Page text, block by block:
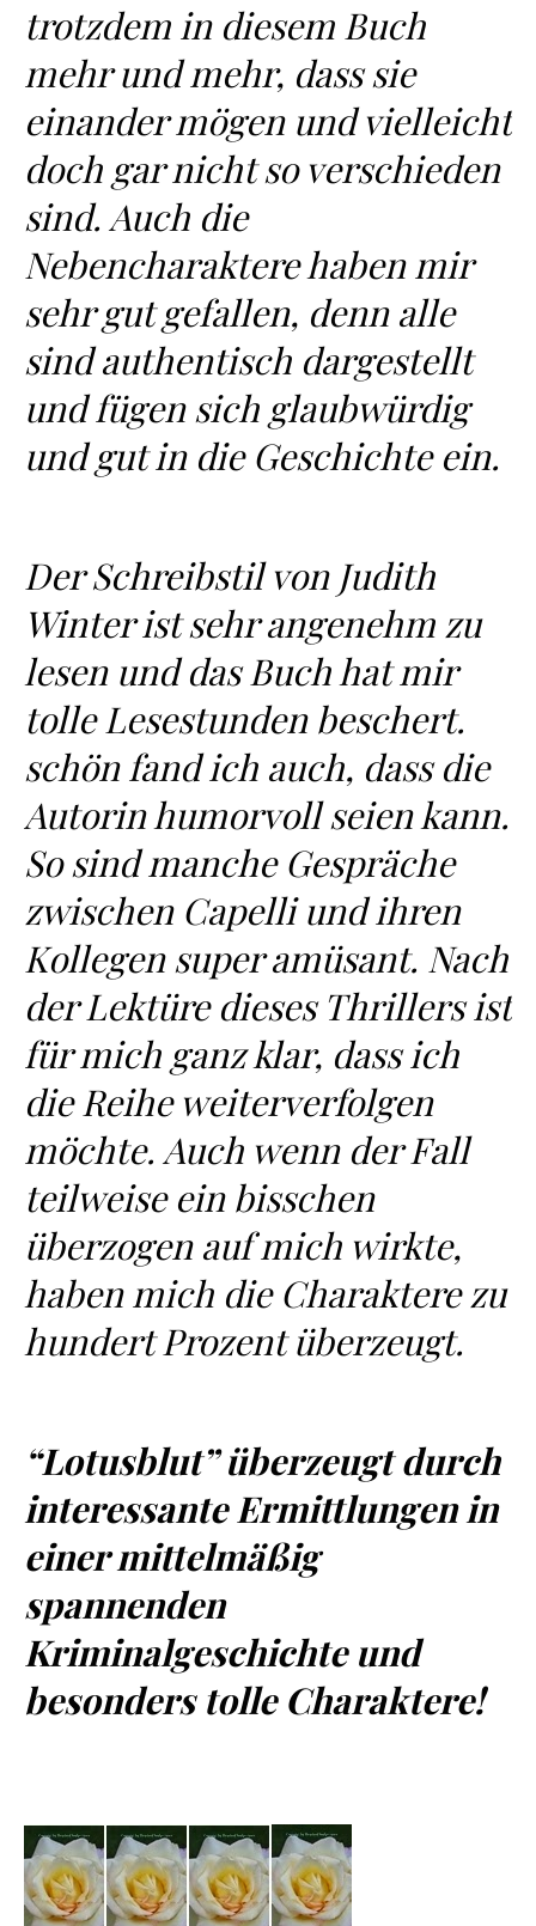
trotzdem in diesem Buch
mehr und mehr, dass sie
einander mögen und vielleicht
doch gar nicht so verschieden
sind. Auch die
Nebencharaktere haben mir
sehr gut gefallen, denn alle
sind authentisch dargestellt
und fügen sich glaubwürdig
und gut in die Geschichte ein.
Der Schreibstil von Judith
Winter ist sehr angenehm zu
lesen und das Buch hat mir
tolle Lesestunden beschert.
schön fand ich auch, dass die
Autorin humorvoll seien kann.
So sind manche Gespräche
zwischen Capelli und ihren
Kollegen super amüsant. Nach
der Lektüre dieses Thrillers ist
für mich ganz klar, dass ich
die Reihe weiterverfolgen
möchte. Auch wenn der Fall
teilweise ein bisschen
überzogen auf mich wirkte,
haben mich die Charaktere zu
hundert Prozent überzeugt.
“Lotusblut” überzeugt durch
interessante Ermittlungen in
einer mittelmäßig
spannenden
Kriminalgeschichte und
besonders tolle Charaktere!